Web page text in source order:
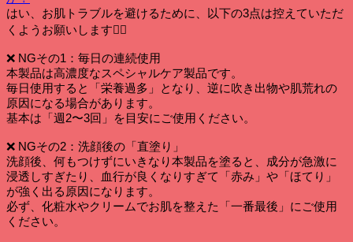
はい、お肌トラブルを避けるために、以下の3点は控えていただ
くようお願いします🙅‍♀️
❌ NGその1：毎日の連続使用
本製品は高濃度なスペシャルケア製品です。
毎日使用すると「栄養過多」となり、逆に吹き出物や肌荒れの
原因になる場合があります。
基本は「週2〜3回」を目安にご使用ください。
❌ NGその2：洗顔後の「直塗り」
洗顔後、何もつけずにいきなり本製品を塗ると、成分が急激に
浸透しすぎたり、血行が良くなりすぎて「赤み」や「ほてり」
が強く出る原因になります。
必ず、化粧水やクリームでお肌を整えた「一番最後」にご使用
ください。